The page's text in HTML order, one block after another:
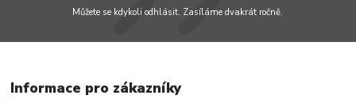
Můžete se kdykoli odhlásit. Zasíláme dvakrát ročně.
Informace pro zákazníky